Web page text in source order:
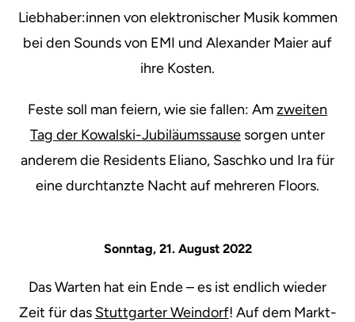
Liebhaber:innen von elektronischer Musik kommen
bei den Sounds von EMI und Alexander Maier auf
ihre Kosten.
Feste soll man feiern, wie sie fallen: Amzweiten
Tag der Kowalski-Jubiläumssause sorgen unter
anderem die Residents Eliano, Saschko und Ira für
eine durchtanzte Nacht auf mehreren Floors.
Sonntag, 21. August 2022
Das Warten hat ein Ende – es ist endlich wieder
Zeit für das Stuttgarter Weindorf! Auf dem Markt-